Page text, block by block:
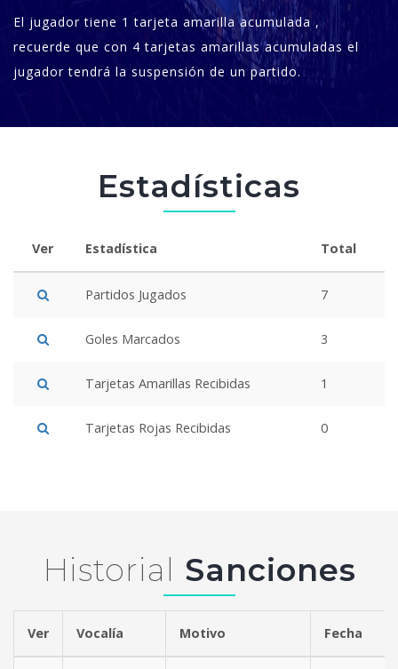
El jugador tiene 1 tarjeta amarilla acumulada ,
recuerde que con 4 tarjetas amarillas acumuladas el
jugador tendrá la suspensión de un partido.
Estadísticas
Ver Estadística Total
Partidos Jugados 7
Goles Marcados 3
Tarjetas Amarillas Recibidas 1
Tarjetas Rojas Recibidas 0
Historial Sanciones
Ver Vocalía Motivo